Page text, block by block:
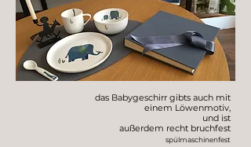
das Babygeschirr gibts auch mit
einem Löwenmotiv,
und ist
außerdem recht bruchfest
spülmaschinenfest